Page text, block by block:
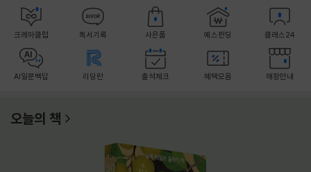
크레마클럽 독서기록 사은품 예스펀딩 클래스24
AI일문백답 리딩런 출석체크 혜택모음 매장안내
오늘의 책